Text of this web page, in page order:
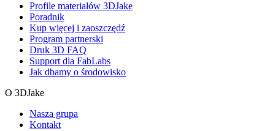
Profile materiałów 3DJake
Poradnik
Kup więcej i zaoszczędź
Program partnerski
Druk 3D FAQ
Support dla FabLabs
Jak dbamy o środowisko
O 3DJake
Nasza grupa
Kontakt